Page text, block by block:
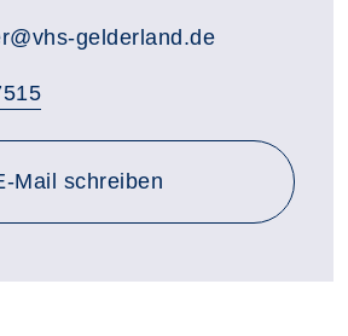
gelderland.de
Mail schreiben